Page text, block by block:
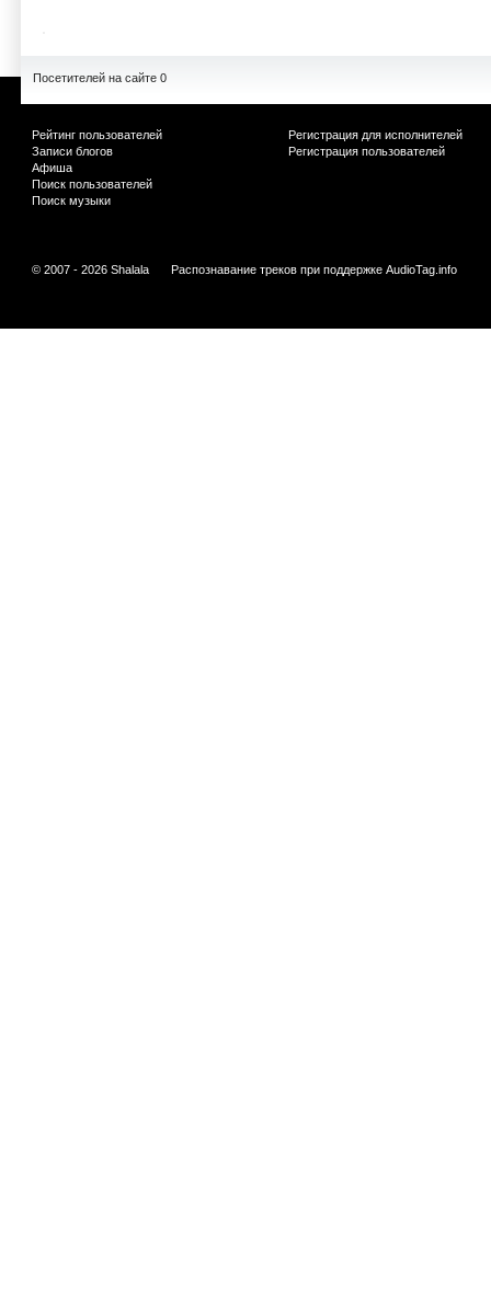
Посетителей на сайте 0
Рейтинг пользователей
Записи блогов
Афиша
Поиск пользователей
Поиск музыки
Регистрация для исполнителей
Регистрация пользователей
© 2007 - 2026 Shalala Распознавание треков при поддержке AudioTag.info